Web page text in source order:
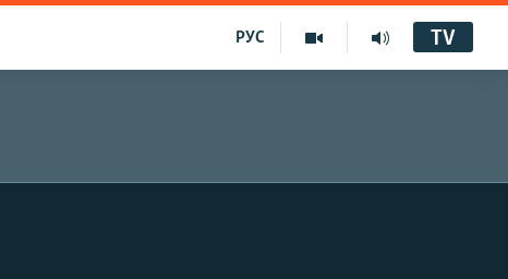
РУС TV